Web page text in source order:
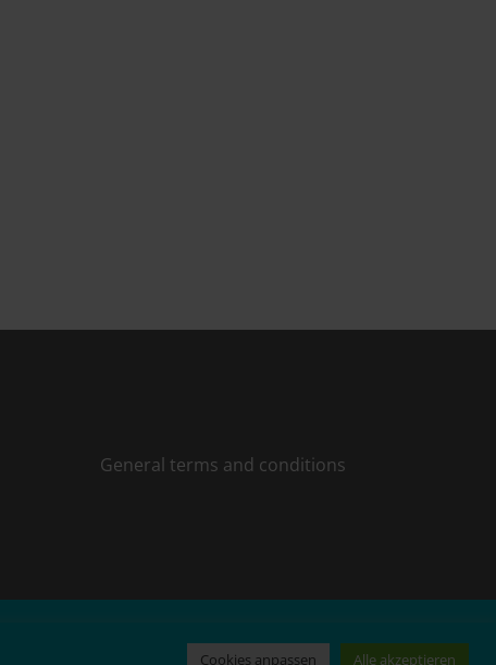
General terms and conditions
Cookies anpassen Alle akzeptieren